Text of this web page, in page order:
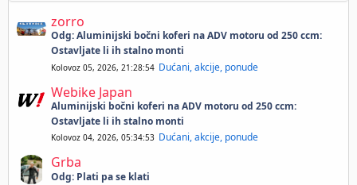
zorro
Odg: Aluminijski bočni koferi na ADV motoru od 250 ccm:
Ostavljate li ih stalno monti
Kolovoz 05, 2026, 21:28:54 Dućani, akcije, ponude
Webike Japan
Aluminijski bočni koferi na ADV motoru od 250 ccm:
Ostavljate li ih stalno monti
Kolovoz 04, 2026, 05:34:53 Dućani, akcije, ponude
Grba
Odg: Plati pa se klati